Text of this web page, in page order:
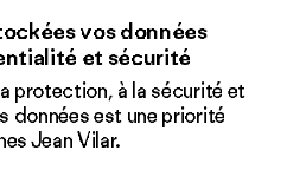
vos données
et sécurité
protection, à la sécurité et
données est une priorité
Jean Vilar.